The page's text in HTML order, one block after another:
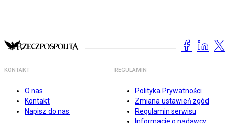
KONTAKT
O nas
Kontakt
Napisz do nas
REGULAMIN
Polityka Prywatności
Zmiana ustawień zgód
Regulamin serwisu